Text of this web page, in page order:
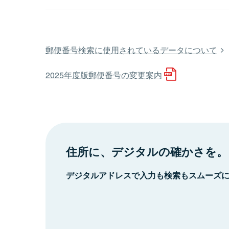
郵便番号検索に使用されているデータについて
2025年度版郵便番号の変更案内
住所に、デジタルの確かさを。
デジタルアドレスで入力も検索もスムーズ